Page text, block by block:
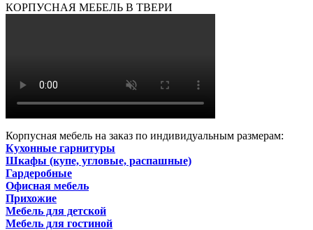
КОРПУСНАЯ МЕБЕЛЬ В ТВЕРИ
Корпусная мебель на заказ по индивидуальным размерам:
Кухонные гарнитуры
Шкафы (купе, угловые, распашные)
Гардеробные
Офисная мебель
Прихожие
Мебель для детской
Мебель для гостиной